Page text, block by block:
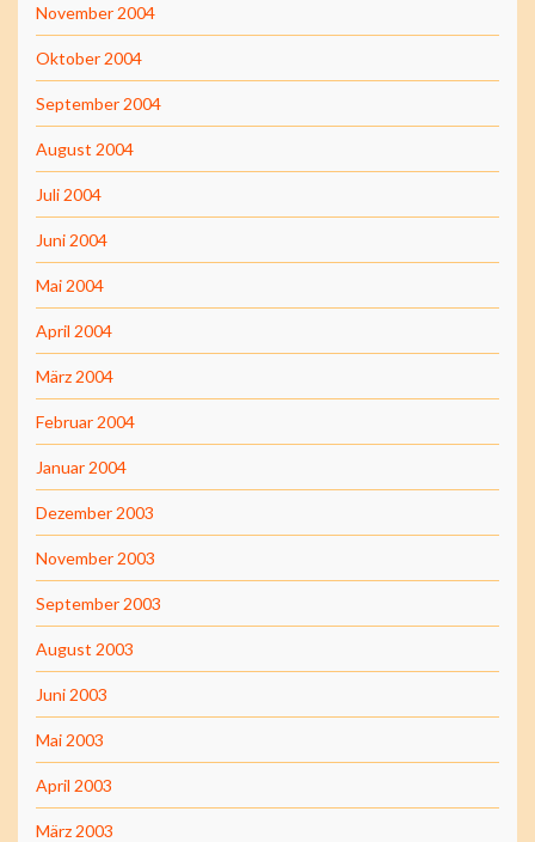
November 2004
Oktober 2004
September 2004
August 2004
Juli 2004
Juni 2004
Mai 2004
April 2004
März 2004
Februar 2004
Januar 2004
Dezember 2003
November 2003
September 2003
August 2003
Juni 2003
Mai 2003
April 2003
März 2003